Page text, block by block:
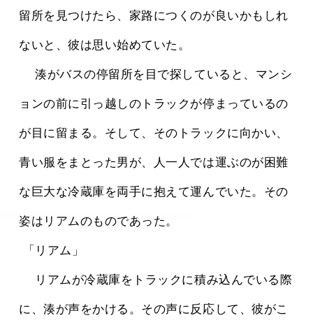
留所を見つけたら、家路につくのが良いかもしれ
ないと、彼は思い始めていた。
ョンの前に引っ越しのトラックが停まっているの
が目に留まる。そして、そのトラックに向かい、
青い服をまとった男が、人一人では運ぶのが困難
な巨大な冷蔵庫を両手に抱えて運んでいた。その
姿はリアムのものであった。
「リアム」
に、湊が声をかける。その声に反応して、彼がこ